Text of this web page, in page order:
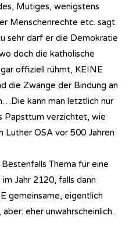
Mutiges, wenigstens
Menschenrechte etc. sagt.
sehr darf er die Demokratie
doch die katholische
offiziell rühmt, KEINE
die Zwänge der Bindung an
kann man letztlich nur
Papsttum verzichtet, wie
OSA vor 500 Jahren
Thema für eine
Jahr 2120, falls dann
gemeinsame, eigentlich
eher unwahrscheinlich..